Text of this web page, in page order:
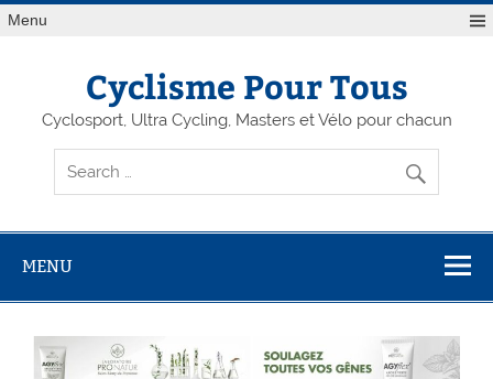
Menu
Cyclisme Pour Tous
Cyclosport, Ultra Cycling, Masters et Vélo pour chacun
MENU